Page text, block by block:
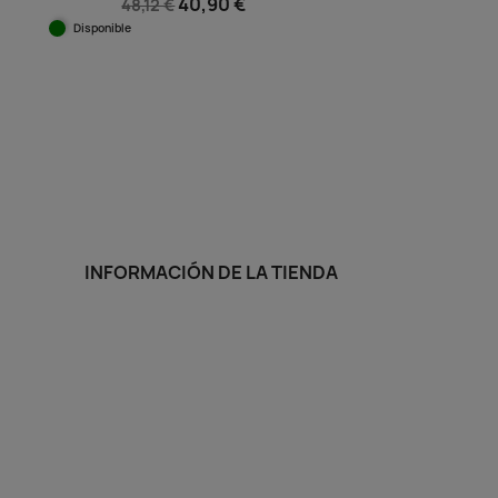
48,12 €
Disponible
INFORMACIÓN DE LA TIENDA